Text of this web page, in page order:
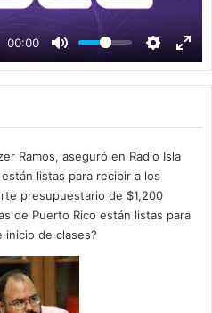
00:00
a
y
Ramos, aseguró en Radio Isla
listas para recibir a los
presupuestario de $1,200
de Puerto Rico están listas para
de clases?